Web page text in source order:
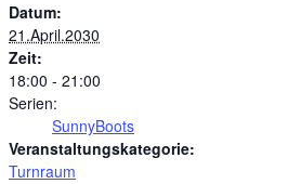
Datum:
21.April.2030
Zeit:
18:00 - 21:00
Serien:
SunnyBoots
Veranstaltungskategorie:
Turnraum